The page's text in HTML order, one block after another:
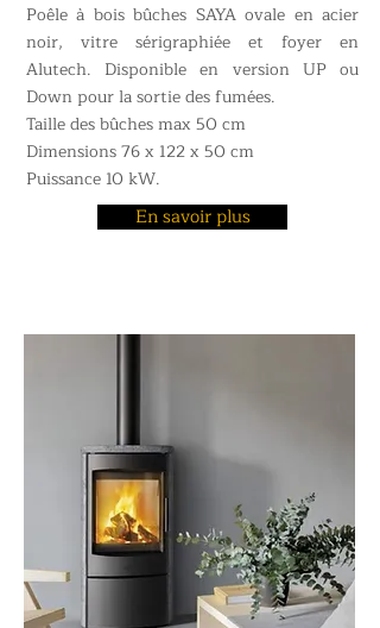
Poêle à bois bûches SAYA ovale en acier
noir, vitre sérigraphiée et foyer en
Alutech. Disponible en version UP ou
Down pour la sortie des fumées.
Taille des bûches max 50 cm
Dimensions 76 x 122 x 50 cm
Puissance 10 kW.
En savoir plus